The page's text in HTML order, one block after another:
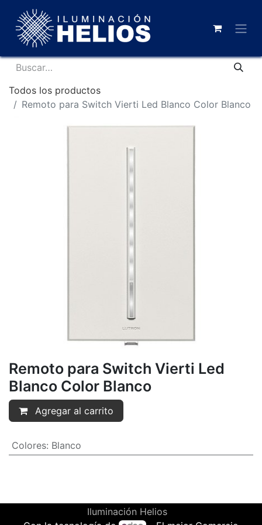
Todos los productos
Remoto para Switch Vierti Led Blanco Color Blanco
Remoto para Switch Vierti Led
Blanco Color Blanco
Agregar al carrito
Colores: Blanco
Iluminación Helios